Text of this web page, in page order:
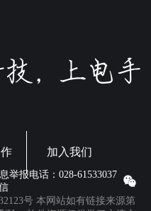
号
本网站如有链接来源第
除。软件资源仅供学习交流之
时内删除。